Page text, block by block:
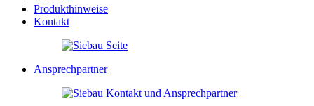
Produkthinweise
Kontakt
Ansprechpartner